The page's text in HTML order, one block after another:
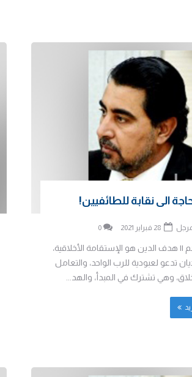
الى نقابة للطائفيين!
0
|| هدف الدين هو الإستقامة الأخلاقية،
تدعو لعبودية للرب الواحد، والتعامل
وهي تشترك في المبدأ، والهد...